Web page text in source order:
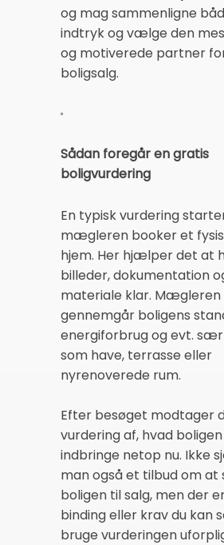
og mag sammenligne
indtryk og vælge den
og motiverede partner
boligsalg.
Sådan foregår en gratis
boligvurdering
En typisk vurdering
mægleren booker et
hjem. Her hjælper det at
billeder, dokumentation
materiale klar. Mægleren
gennemgår boligens
energiforbrug og evt.
som have, terrasse eller
nyrenoverede rum.
Efter besøget modtager
vurdering af, hvad
indbringe netop nu. Ikke
man også et tilbud om
boligen til salg, men der
binding eller krav du kan
bruge vurderingen